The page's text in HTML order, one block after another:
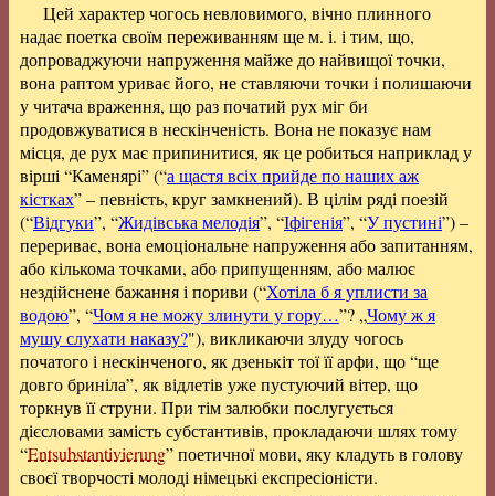
Цей характер чогось невловимого, вічно плинного
надає поетка своїм переживанням ще м. і. і тим, що,
допроваджуючи напруження майже до найвищої точки,
вона раптом уриває його, не ставляючи точки і полишаючи
у читача враження, що раз початий рух міг би
продовжуватися в нескінченість. Вона не показує нам
місця, де рух має припинитися, як це робиться наприклад у
вірші “Каменярі” (“а щастя всіх прийде по наших аж
кістках” – певність, круг замкнений). В цілім ряді поезій
(“Відгуки”, “Жидівська мелодія”, “Іфігенія”, “У пустині”) –
перериває, вона емоціональне напруження або запитанням,
або кількома точками, або припущенням, або малює
нездійснене бажання і пориви (“Хотіла б я уплисти за
водою”, “Чом я не можу злинути у гору…”? „Чому ж я
мушу слухати наказу?"), викликаючи злуду чогось
початого і нескінченого, як дзенькіт тої її арфи, що “ще
довго бриніла”, як відлетів уже пустуючий вітер, що
торкнув її струни. При тім залюбки послугується
дієсловами замість субстантивів, прокладаючи шлях тому
“Entsubstantivierung” поетичної мови, яку кладуть в голову
своєї творчості молоді німецькі експресіоністи.